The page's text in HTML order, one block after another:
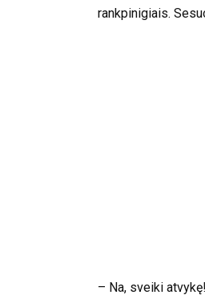
rankpinigiais.
– Na, sveiki